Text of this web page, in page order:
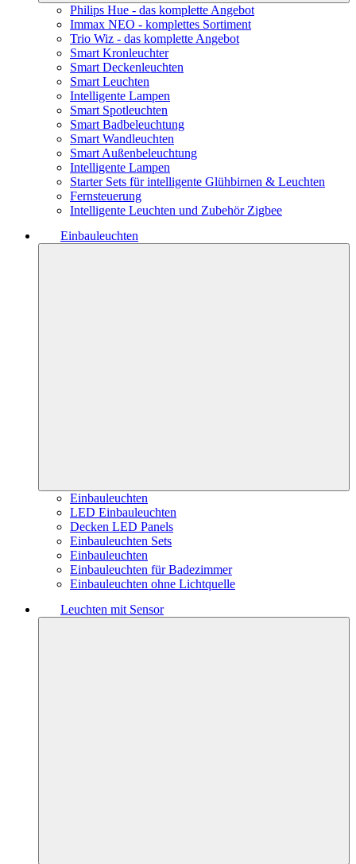
Philips Hue - das komplette Angebot
Immax NEO - komplettes Sortiment
Trio Wiz - das komplette Angebot
Smart Kronleuchter
Smart Deckenleuchten
Smart Leuchten
Intelligente Lampen
Smart Spotleuchten
Smart Badbeleuchtung
Smart Wandleuchten
Smart Außenbeleuchtung
Intelligente Lampen
Starter Sets für intelligente Glühbirnen & Leuchten
Fernsteuerung
Intelligente Leuchten und Zubehör Zigbee
Einbauleuchten
Einbauleuchten
LED Einbauleuchten
Decken LED Panels
Einbauleuchten Sets
Einbauleuchten
Einbauleuchten für Badezimmer
Einbauleuchten ohne Lichtquelle
Leuchten mit Sensor